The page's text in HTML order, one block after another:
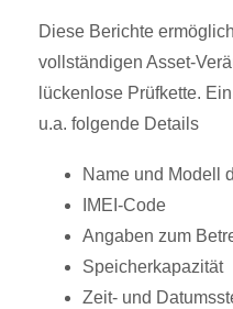
Diese Berichte
vollständigen Asset-
lückenlose Prüfkette.
u.a. folgende Details
Name und Modell
IMEI-Code
Angaben zum
Speicherkapazität
Zeit- und